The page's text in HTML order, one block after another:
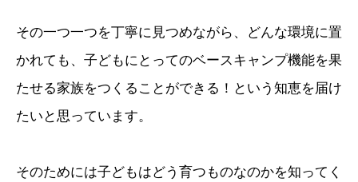
その一つ一つを丁寧に見つめながら、どんな環境に置
かれても、子どもにとってのベースキャンプ機能を果
たせる家族をつくることができる！という知恵を届け
たいと思っています。
そのためには子どもはどう育つものなのかを知ってく